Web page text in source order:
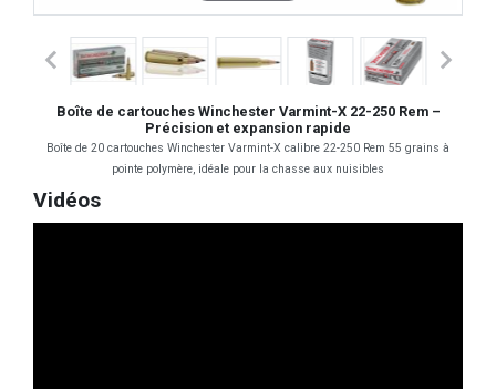
Boîte de cartouches Winchester Varmint-X 22-250 Rem –
Précision et expansion rapide
Boîte de 20 cartouches Winchester Varmint-X calibre 22-250 Rem 55 grains à
pointe polymère, idéale pour la chasse aux nuisibles
Vidéos